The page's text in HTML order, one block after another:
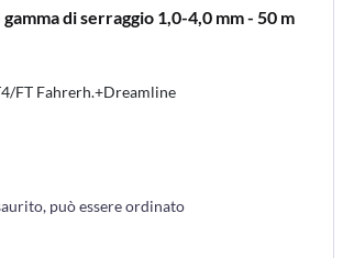
di serraggio 1,0-4,0 mm - 50 m
FT Fahrerh.+Dreamline
può essere ordinato